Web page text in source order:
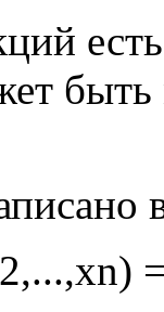
2,...,xn)